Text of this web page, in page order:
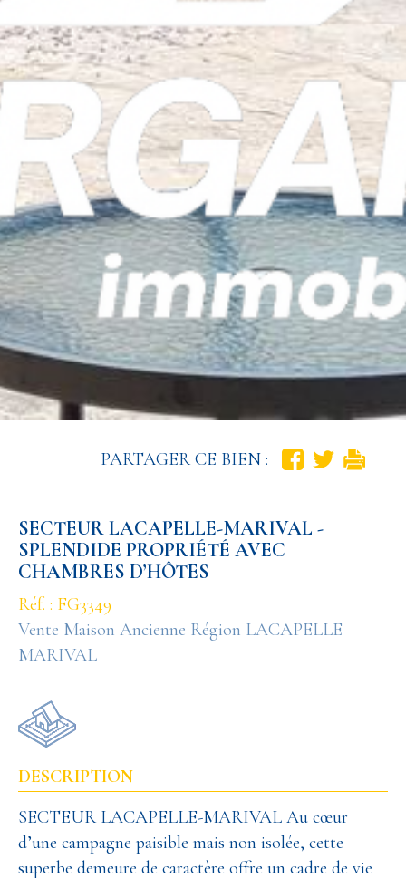
PARTAGER CE BIEN :
SECTEUR LACAPELLE-MARIVAL -
SPLENDIDE PROPRIÉTÉ AVEC
CHAMBRES D’HÔTES
Réf. : FG3349
Vente Maison Ancienne Région LACAPELLE
MARIVAL
DESCRIPTION
SECTEUR LACAPELLE-MARIVAL Au cœur
d’une campagne paisible mais non isolée, cette
superbe demeure de caractère offre un cadre de vie